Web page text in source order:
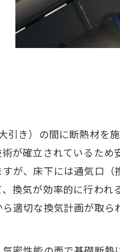
引き）の間に断熱材を
が確立されているた
が、床下には通気口
、換気が効率的に行わ
適切な換気計画が取